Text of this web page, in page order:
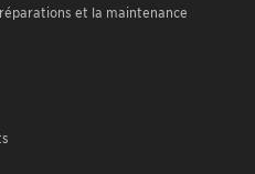
et la maintenance